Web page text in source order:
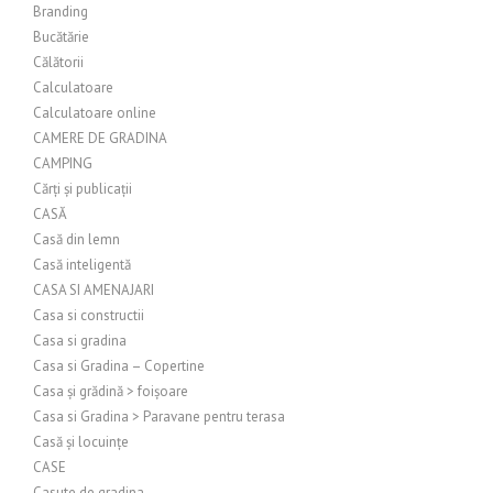
Branding
Bucătărie
Călătorii
Calculatoare
Calculatoare online
CAMERE DE GRADINA
CAMPING
Cărți și publicații
CASĂ
Casă din lemn
Casă inteligentă
CASA SI AMENAJARI
Casa si constructii
Casa si gradina
Casa si Gradina – Copertine
Casa și grădină > foișoare
Casa si Gradina > Paravane pentru terasa
Casă și locuințe
CASE